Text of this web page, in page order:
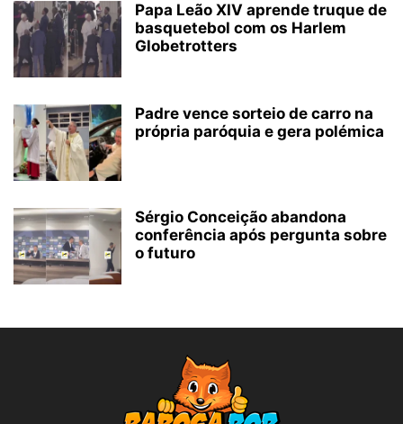
Papa Leão XIV aprende truque de
basquetebol com os Harlem
Globetrotters
Padre vence sorteio de carro na
própria paróquia e gera polémica
Sérgio Conceição abandona
conferência após pergunta sobre
o futuro